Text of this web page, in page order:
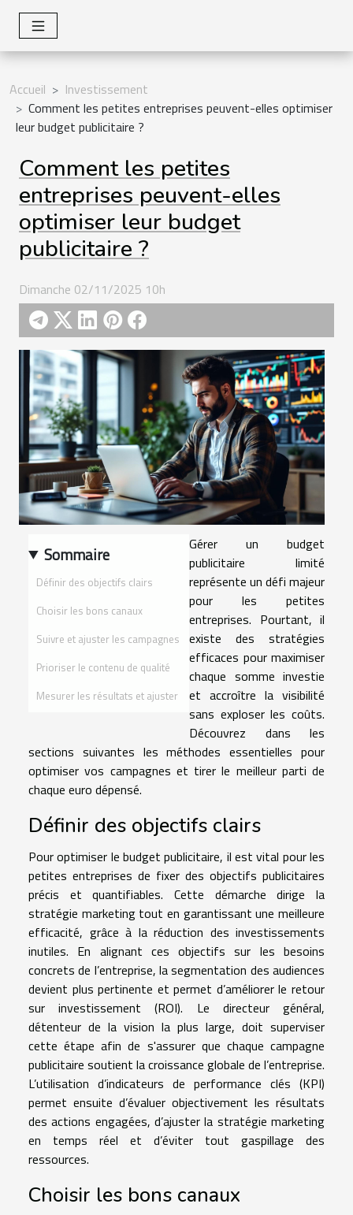
Accueil
Investissement
Comment les petites entreprises peuvent-elles optimiser
leur budget publicitaire ?
Comment les petites
entreprises peuvent-elles
optimiser leur budget
publicitaire ?
Dimanche 02/11/2025 10h
Sommaire
Définir des objectifs clairs
Choisir les bons canaux
Suivre et ajuster les campagnes
Prioriser le contenu de qualité
Mesurer les résultats et ajuster
Gérer un budget
publicitaire limité
représente un défi majeur
pour les petites
entreprises. Pourtant, il
existe des stratégies
efficaces pour maximiser
chaque somme investie
et accroître la visibilité
sans exploser les coûts.
Découvrez dans les
sections suivantes les méthodes essentielles pour
optimiser vos campagnes et tirer le meilleur parti de
chaque euro dépensé.
Définir des objectifs clairs
Pour optimiser le budget publicitaire, il est vital pour les
petites entreprises de fixer des objectifs publicitaires
précis et quantifiables. Cette démarche dirige la
stratégie marketing tout en garantissant une meilleure
efficacité, grâce à la réduction des investissements
inutiles. En alignant ces objectifs sur les besoins
concrets de l’entreprise, la segmentation des audiences
devient plus pertinente et permet d’améliorer le retour
sur investissement (ROI). Le directeur général,
détenteur de la vision la plus large, doit superviser
cette étape afin de s'assurer que chaque campagne
publicitaire soutient la croissance globale de l’entreprise.
L’utilisation d’indicateurs de performance clés (KPI)
permet ensuite d’évaluer objectivement les résultats
des actions engagées, d’ajuster la stratégie marketing
en temps réel et d’éviter tout gaspillage des
ressources.
Choisir les bons canaux